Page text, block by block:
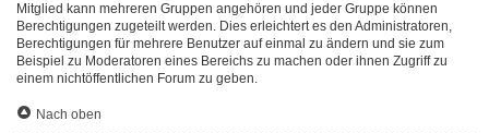
Mitglied kann mehreren Gruppen angehören und jeder Gruppe können
Berechtigungen zugeteilt werden. Dies erleichtert es den Administratoren,
Berechtigungen für mehrere Benutzer auf einmal zu ändern und sie zum
Beispiel zu Moderatoren eines Bereichs zu machen oder ihnen Zugriff zu
einem nichtöffentlichen Forum zu geben.
Nach oben